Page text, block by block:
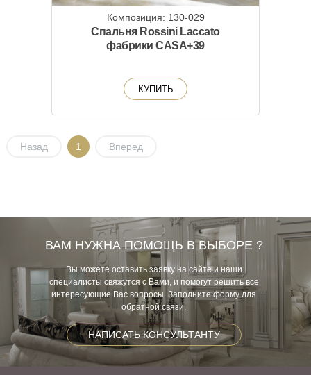
Композиция: 130-029
Спальня Rossini Laccato
фабрики CASA+39
КУПИТЬ
Назад 1 Вперед
ВАМ НУЖНА ПОМОЩЬ В ВЫБОРЕ ?
Вы можете оставить заявку на сайте и наши
специалисты свяжутся с Вами, и помогут решить все
интересующие Вас вопросы. Заполните форму для
обратной связи.
НАПИСАТЬ КОНСУЛЬТАНТУ